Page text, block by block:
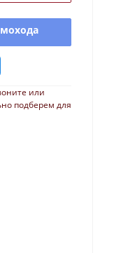
или
подберем для